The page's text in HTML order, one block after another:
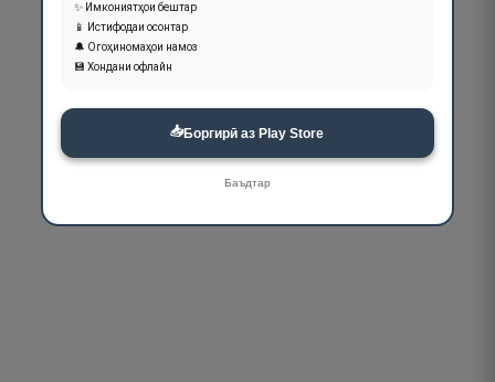
✨ Имкониятҳои бештар
📱 Истифодаи осонтар
🔔 Огоҳиномаҳои намоз
💾 Хондани офлайн
📥Боргирӣ аз Play Store
Баъдтар